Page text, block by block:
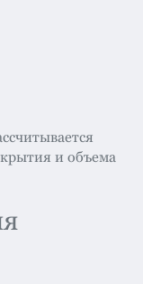
и объема